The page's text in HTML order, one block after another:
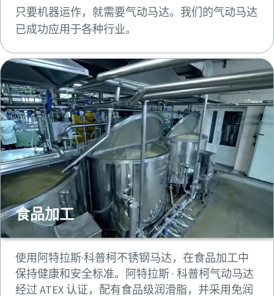
只要机器运作，就需要气动马达。我们的气动马达
已成功应用于各种行业。
食品加工
使用阿特拉斯·科普柯不锈钢马达，在食品加工中
保持健康和安全标准。阿特拉斯 · 科普柯气动马达
经过 ATEX 认证，配有食品级润滑脂，并采用免润